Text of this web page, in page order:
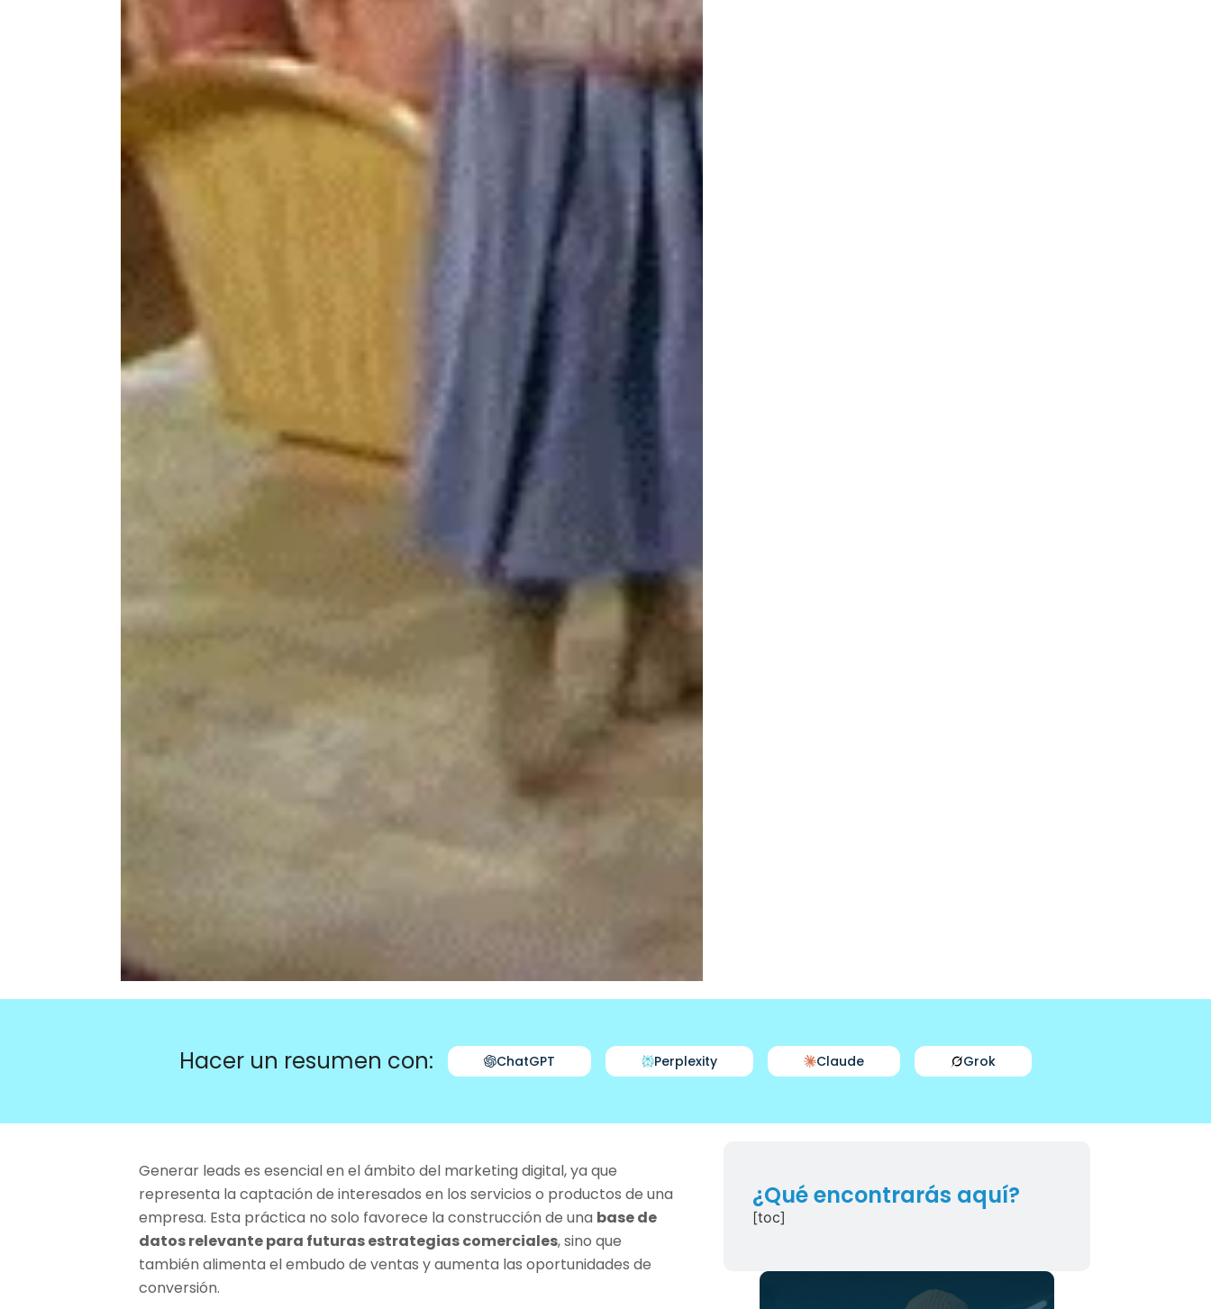
Hacer un resumen con: ChatGPT Perplexity Claude Grok
Generar leads es esencial en el ámbito del marketing digital, ya que
representa la captación de interesados en los servicios o productos de una
empresa. Esta práctica no solo favorece la construcción de una base de
datos relevante para futuras estrategias comerciales, sino que
también alimenta el embudo de ventas y aumenta las oportunidades de
conversión.
¿Qué encontrarás aquí?
[toc]